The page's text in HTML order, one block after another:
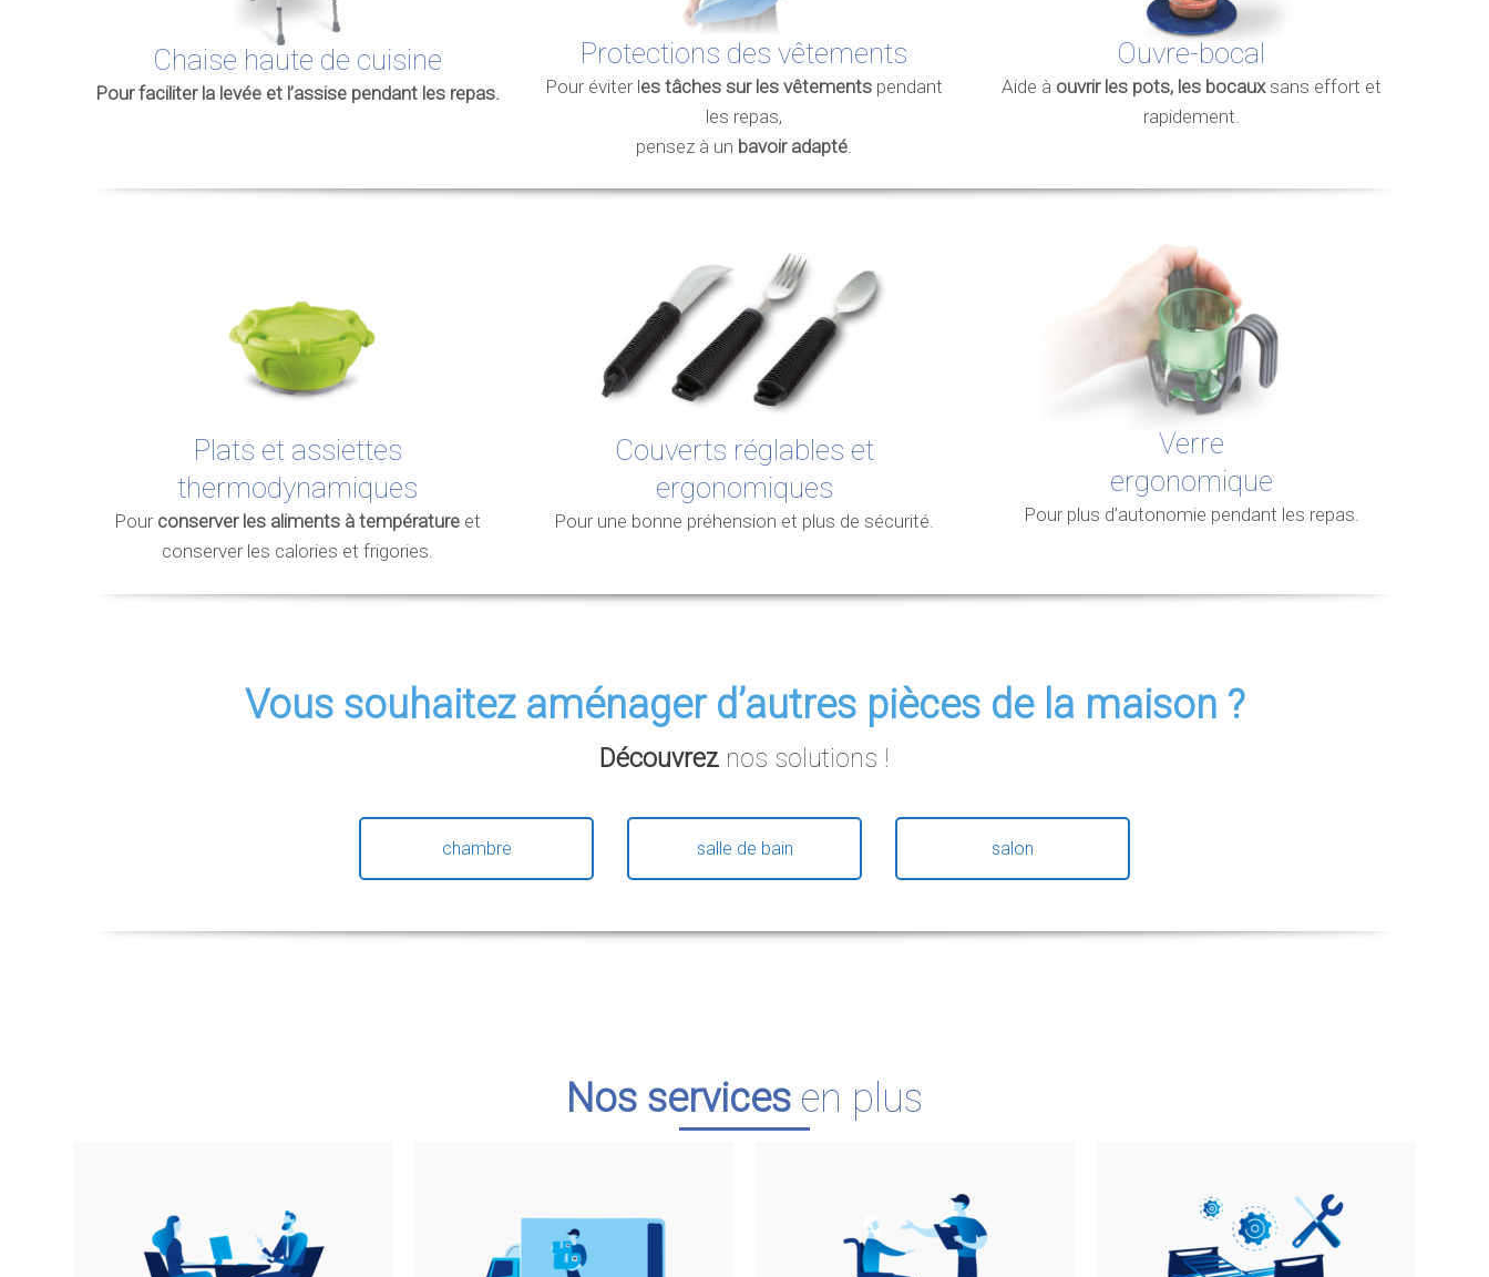
Chaise haute de cuisine
Pour faciliter la levée et l’assise pendant les repas.
Protections des vêtements
Pour éviter les tâches sur lesvêtements pendant
les repas,
pensez à un bavoir adapté.
Ouvre-bocal
Aide à ouvrir les pots, les bocauxsans effort et
rapidement.
Plats et assiettes
thermodynamiques
Pour conserver les aliments à température et
conserver les calories et frigories.
Couverts réglables et
ergonomiques
Pour une bonne préhension et plus de sécurité.
Verre
ergonomique
Pour plus d’autonomie pendant les repas.
Vous souhaitez aménagerd’autres pièces de la maison ?
Découvrez nos solutions !
chambre salle de bain salon
Nos services en plus